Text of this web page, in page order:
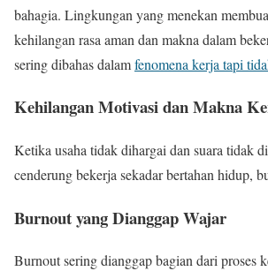
bahagia. Lingkungan yang menekan
kehilangan rasa aman dan makna dalam
sering dibahas dalamfenomena kerja tapi
Kehilangan Motivasi dan Makna
Ketika usaha tidak dihargai dan suara tidak
cenderung bekerja sekadar bertahan hidup,
Burnout yang Dianggap Wajar
Burnout sering dianggap bagian dari proses